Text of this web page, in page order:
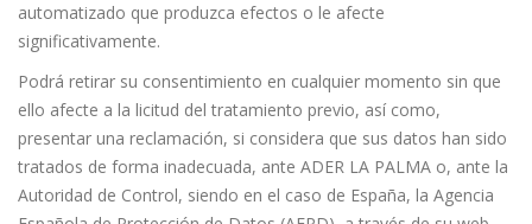
automatizado que produzca efectos o le afecte
significativamente.
Podrá retirar su consentimiento en cualquier momento sin que
ello afecte a la licitud del tratamiento previo, así como,
presentar una reclamación, si considera que sus datos han sido
tratados de forma inadecuada, ante ADER LA PALMA o, ante la
Autoridad de Control, siendo en el caso de España, la Agencia